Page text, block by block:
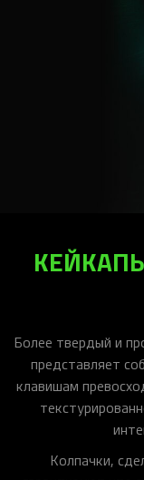
Более твердый и
представляет
клавишам
Колпачки,